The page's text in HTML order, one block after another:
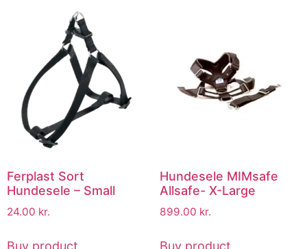
Ferplast Sort
Hundesele – Small
24.00 kr.
Hundesele MIMsafe
Allsafe- X-Large
899.00 kr.